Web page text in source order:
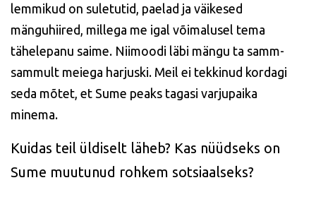
lemmikud on suletutid, paelad ja väikesed
mänguhiired, millega me igal võimalusel tema
tähelepanu saime. Niimoodi läbi mängu ta samm-
sammult meiega harjuski. Meil ei tekkinud kordagi
seda mõtet, et Sume peaks tagasi varjupaika
minema.
Kuidas teil üldiselt läheb? Kas nüüdseks on
Sume muutunud rohkem sotsiaalseks?